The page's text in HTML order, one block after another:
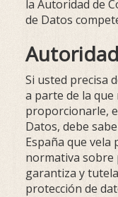
la Autoridad de
de Datos
Si usted precisa
a parte de la
proporcionarle,
Datos, debe
España que
normativa sobre
garantiza y
protección de